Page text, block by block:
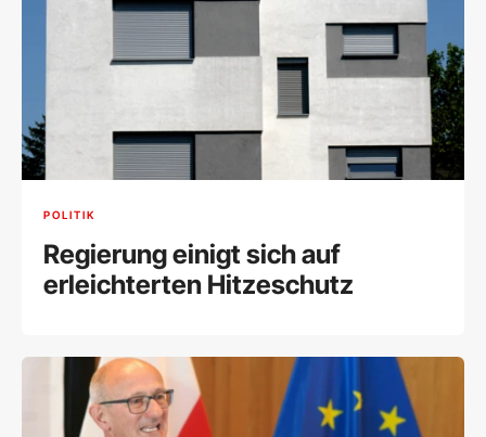
POLITIK
Regierung einigt sich auf
erleichterten Hitzeschutz